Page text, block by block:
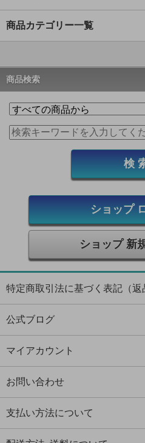
商品カテゴリー一覧
商品検索
ショップ
ショップ 新
特定商取引法に基づく表記（返
公式ブログ
マイアカウント
お問い合わせ
支払い方法について